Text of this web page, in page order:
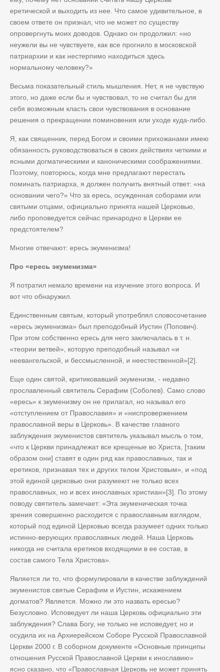
еретической и выходить из нее. Что самое удивительное, в
своем ответе он признал, что не может по существу
опровергнуть моих доводов. Однако он продолжил: «но
неужели вы не чувствуете, как все прогнило в московской
патриархии и как нестерпимо находиться здесь
нормальному человеку?»
Весьма показательный стиль мышления. Нет, я не чувствую
этого, но даже если бы и чувствовал, то не считал бы для
себя возможным класть свои чувствования в основание
решения о прекращении поминовения или уходе куда-либо.
Я, как священник, перед Богом и своими прихожанами имею
обязанность руководствоваться в своих действиях четкими и
ясными догматическими и каноническими соображениями.
Поэтому, повторюсь, когда мне предлагают перестать
поминать патриарха, я должен получить внятный ответ: «на
основании чего?» Что за ересь, осужденная соборами или
святыми отцами, официально принята нашей Церковью,
либо проповедуется сейчас принародно в Церкви ее
предстоятелем?
Многие отвечают: ересь экуменизма!
Про «ересь экуменизма»
Я потратил немало времени на изучение этого вопроса. И
вот что обнаружил.
Единственным святым, который употреблял словосочетание
«ересь экуменизма» был преподобный Иустин (Попович).
При этом собственно ересь для него заключалась в т. н.
«теории ветвей», которую преподобный называл «и
неевангельской, и бессмысленной, и неестественной»[2].
Еще один святой, критиковавший экуменизм, - недавно
прославленный святитель Серафим (Соболев). Само слово
«ересь» к экуменизму он не прилагал, но называл его
«отступлением от Православия» и «ниспровержением
православной веры в Церковь». В качестве главного
заблуждения экуменистов святитель указывал мысль о том,
«что к Церкви принадлежат все крещеные во Христа, [таким
образом они] ставят в один ряд как православных, так и
еретиков, признавая тех и других телом Христовым», и «под
этой единой церковью они разумеют не только всех
православных, но и всех инославных христиан»[3]. По этому
поводу святитель замечает: «Эта экуменическая точка
зрения совершенно расходится с православным взглядом,
который под единой Церковью всегда разумеет одних только
истинно-верующих православных людей. Наша Церковь
никогда не считала еретиков входящими в ее состав, в
состав самого Тела Христова».
Является ли то, что формулировали в качестве заблуждений
экуменистов святые Серафим и Иустин, искажением
догматов? Является. Можно ли это назвать ересью?
Безусловно. Исповедует ли наша Церковь официально эти
заблуждения? Слава Богу, не только не исповедует, но и
осудила их на Архиерейском Соборе Русской Православной
Церкви 2000 г. В соборном документе «Основные принципы
отношения Русской Православной Церкви к инославию»
ясно сказано, что «Православная Церковь не может принять